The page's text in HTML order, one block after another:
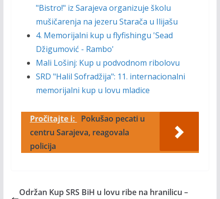
"Bistro!" iz Sarajeva organizuje školu
mušičarenja na jezeru Starača u Ilijašu
4. Memorijalni kup u flyfishingu 'Sead
Džigumović - Rambo'
Mali Lošinj: Kup u podvodnom ribolovu
SRD "Halil Sofradžija": 11. internacionalni
memorijalni kup u lovu mladice
Pročitajte i:
Pokušao pecati u
centru Sarajeva, reagovala
policija
Održan Kup SRS BiH u lovu ribe na hranilicu –